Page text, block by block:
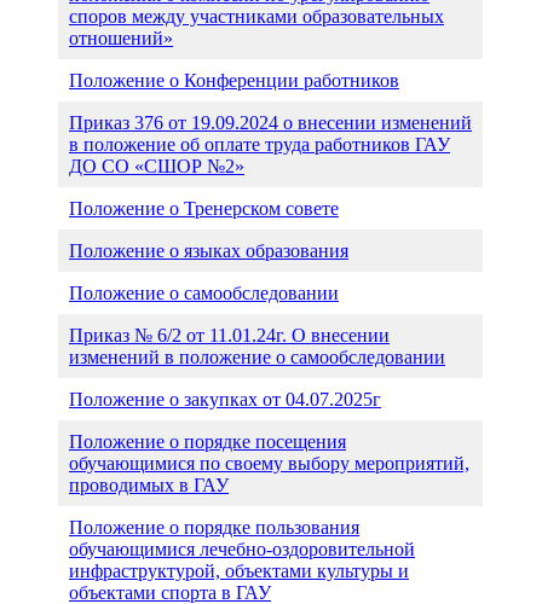
споров между участниками образовательных
отношений»
Положение о Конференции работников
Приказ 376 от 19.09.2024 о внесении изменений
в положение об оплате труда работников ГАУ
ДО СО «СШОР №2»
Положение о Тренерском совете
Положение о языках образования
Положение о самообследовании
Приказ № 6/2 от 11.01.24г. О внесении
изменений в положение о самообследовании
Положение о закупках от 04.07.2025г
Положение о порядке посещения
обучающимися по своему выбору мероприятий,
проводимых в ГАУ
Положение о порядке пользования
обучающимися лечебно-оздоровительной
инфраструктурой, объектами культуры и
объектами спорта в ГАУ